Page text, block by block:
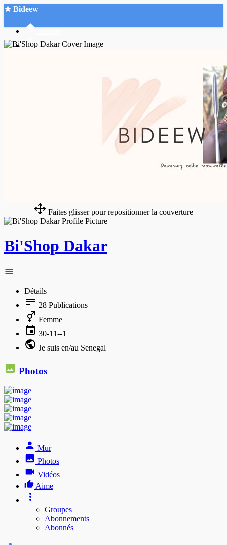
★ Bideew
Faites glisser pour repositionner la couverture
Bi'Shop Dakar
Détails
28 Publications
Femme
30-11--1
Je suis en/au Senegal
Photos
Mur
Photos
Vidéos
Aime
Groupes
Abonnements
Abonnés